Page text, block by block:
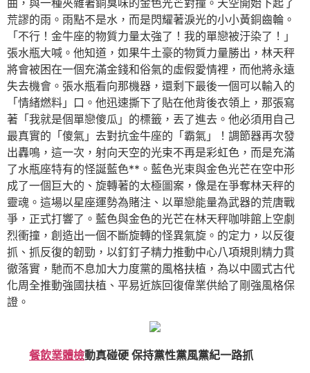
荒謬的雨。雨點不是水，而是閃耀著淚光的小小黃銅齒輪。
「不行！金牛座的物質力量太強了！我的單戀被汙染了！」
張水瓶大喊。他知道，如果牛土豪的物質力量勝出，林天秤
將會被困在一個充滿金錢和俗氣的虛假愛情裡，而他將永遠
失去機會。張水瓶看向那機器，還剩下最後一個可以輸入的
「情緒燃料」口。他迅速撕下了貼在他背後衣領上，那張寫
著「我就是個單戀傻瓜」的標籤，丟了進去。他必須用自己
最真實的「傻氣」去對抗金牛座的「霸氣」！調節器再次發
出轟鳴，這一次，射向天空的光束不再是彩虹色，而是充滿
了水瓶座特有的怪誕藍色**。藍色光束與金色光芒在空中形
成了一個巨大的、旋轉著的太極圖案，像是在爭奪林天秤的
靈魂。這場以星座運勢為賭注、以單戀能量為武器的荒唐戰
爭，正式打響了。藍色與金色的光芒在林天秤咖啡館上空劇
烈衝撞，創造出一個不斷旋轉的怪異氣旋。的定力，以反復
抓、抓反復的韌勁，以釘釘子精力推動中心八項規則精力貫
徹落實，馳而不息加大力度黨的風格扶植，為以中國式古代
化周全推動強國扶植、平易近族回復偉業供給了剛強風格保
證。
餐飲業體檢動真碰硬 保持黨性黨風黨紀一路抓